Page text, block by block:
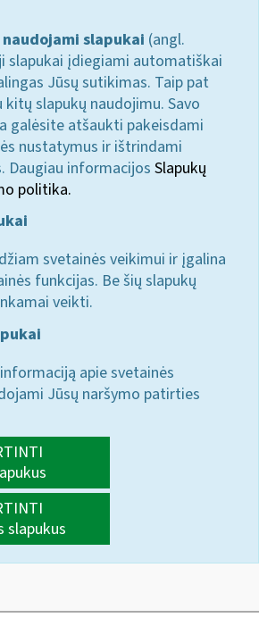
slapukai (angl.
slapukai įdiegiami automatiškai
Jūsų sutikimas. Taip pat
slapukų naudojimu. Savo
galėsite atšaukti pakeisdami
nustatymus ir ištrindami
Daugiau informacijos Slapukų
politika.
svetainės veikimui ir įgalina
funkcijas. Be šių slapukų
veikti.
apie svetainės
Jūsų naršymo patirties
slapukus